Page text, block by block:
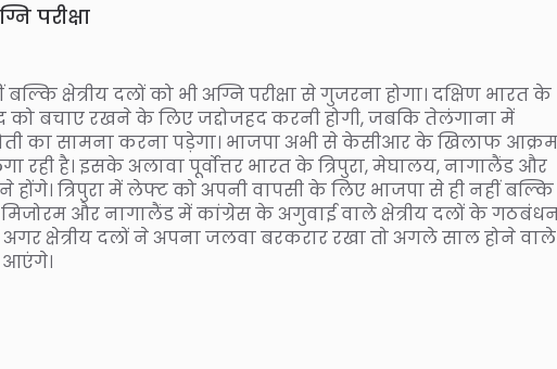
परीक्षा
क्षेत्रीय दलों को भी अग्नि परीक्षा से गुजरना होगा। दक्षिण भारत के
बचाए रखने के लिए जद्दोजहद करनी होगी, जबकि तेलंगाना में
का सामना करना पड़ेगा। भाजपा अभी से केसीआर के खिलाफ
रही है। इसके अलावा पूर्वोत्तर भारत के त्रिपुरा, मेघालय, नागालैंड और
होंगे। त्रिपुरा में लेफ्ट को अपनी वापसी के लिए भाजपा से ही नहीं बल्कि
मिजोरम और नागालैंड में कांग्रेस के अगुवाई वाले क्षेत्रीय दलों के
क्षेत्रीय दलों ने अपना जलवा बरकरार रखा तो अगले साल होने वाले